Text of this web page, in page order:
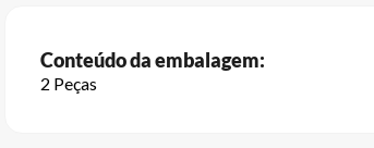
Conteúdo da embalagem:
2 Peças